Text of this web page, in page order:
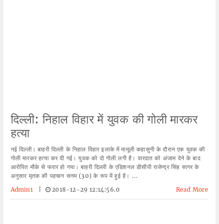
दिल्ली: निहाल विहार में युवक की गोली मारकर
हत्या
नई दिल्ली। बाहरी दिल्ली के निहाल विहार इलाके में मामूली कहासुनी के दौरान एक युवक की
गोली मारकर हत्या कर दी गई। युवक को दो गोली लगी है। वारदात को अंजाम देने के बाद
आरोपित मौके से फरार हो गया। बाहरी दिल्ली के एडिशनल डीसीपी राजेन्द्र सिंह सागर के
अनुसार मृतक की पहचान सनम (30) के रूप में हुई है। ...
Admin1
2018-12-29 12:14:56.0 Read More